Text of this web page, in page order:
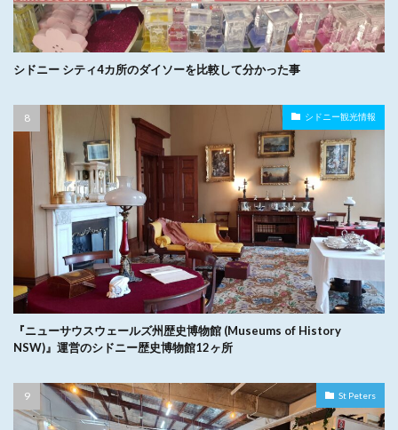
シドニー シティ4カ所のダイソーを比較して分かった事
シドニー観光情報
『ニューサウスウェールズ州歴史博物館 (Museums of History
NSW)』運営のシドニー歴史博物館12ヶ所
St Peters